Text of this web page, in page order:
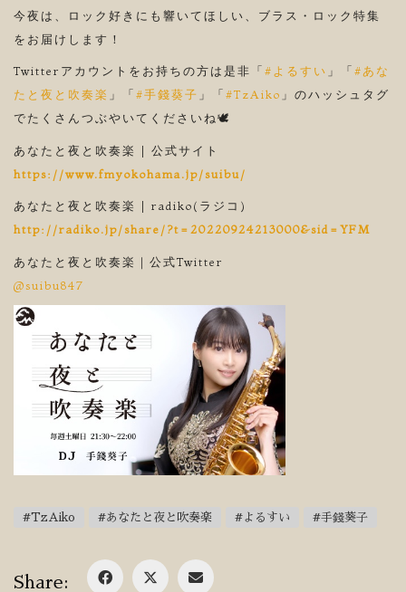
今夜は、ロック好きにも響いてほしい、ブラス・ロック特集
をお届けします！
Twitterアカウントをお持ちの方は是非「#よるすい 」「#あな
たと夜と吹奏楽 」「#手錢葵子 」「#TzAiko 」のハッシュタグ
でたくさんつぶやいてくださいね🕊
あなたと夜と吹奏楽 | 公式サイト
https://www.fmyokohama.jp/suibu/
あなたと夜と吹奏楽 | radiko(ラジコ)
http://radiko.jp/share/?t=20220924213000&sid=YFM
あなたと夜と吹奏楽｜公式Twitter
@suibu847
#TzAiko #あなたと夜と吹奏楽 #よるすい #手錢葵子
Share: